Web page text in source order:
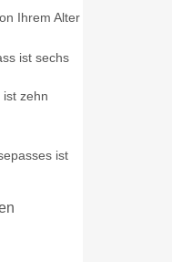
Ihrem Alter
ist sechs
zehn
ist